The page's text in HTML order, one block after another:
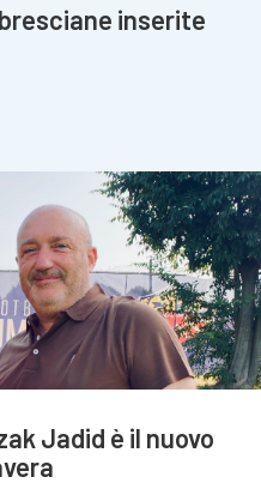
inserite
Jadid è il nuovo